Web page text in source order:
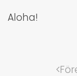
Aloha!